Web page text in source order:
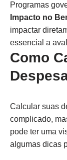
Programas
Impacto no
impactar
essencial a
Como
Calcular suas
complicado,
pode ter uma
algumas dicas